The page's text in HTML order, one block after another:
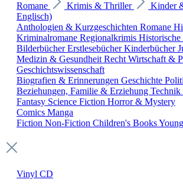
Romane Krimis & Thriller Kinder
Englisch)
Anthologien & Kurzgeschichten Romane
Kriminalromane Regionalkrimis
BilderbücherErstlesebücherKinderbücher
Medizin & Gesundheit Recht Wirtschaft &
Geschichtswissenschaft
Biografien & Erinnerungen Geschichte
Beziehungen, Familie & Erziehung Technik
Fantasy Science Fiction Horror & Mystery
Comics Manga
Fiction Non-Fiction Children's Books
Vinyl CD